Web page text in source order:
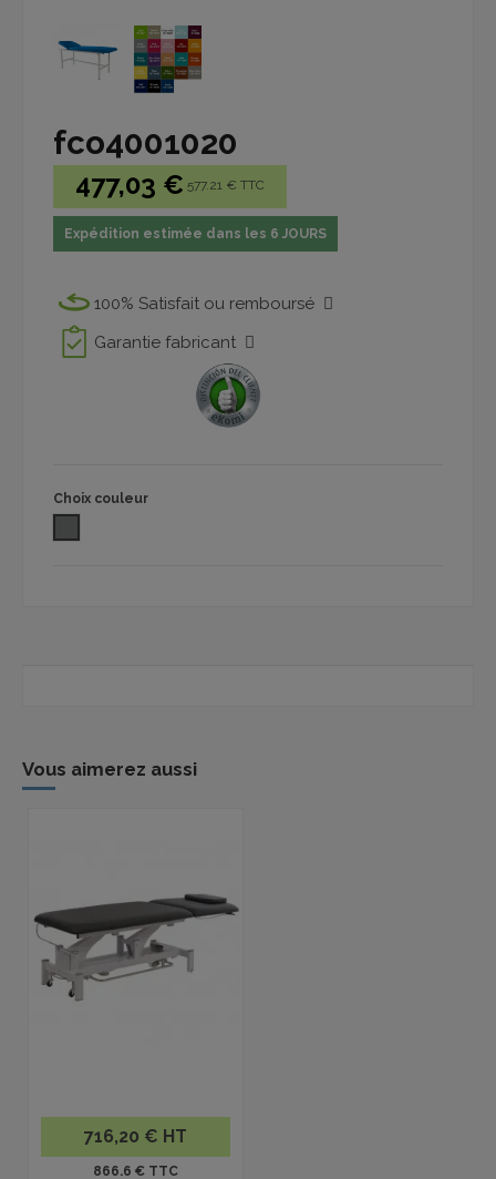
fco4001020
477,03 € 577.21 € TTC
Expédition estimée dans les 6 JOURS
100% Satisfait ou remboursé
Garantie fabricant
Choix couleur
Vous aimerez aussi
716,20 € HT
866.6 € TTC